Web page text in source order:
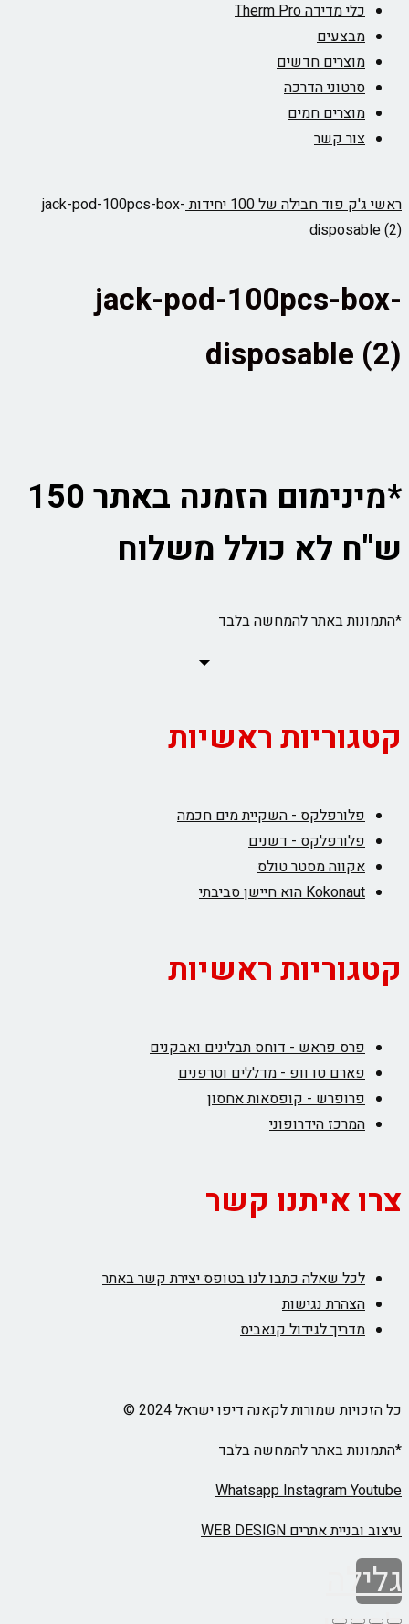
כלי מדידה Therm Pro
מבצעים
מוצרים חדשים
סרטוני הדרכה
מוצרים חמים
צור קשר
ראשיג'ק פוד חבילה של 100 יחידות
jack-pod-100pcs-box-
disposable (2)
jack-pod-100pcs-box-
disposable (2)
*מינימום הזמנה באתר 150
ש"ח לא כולל משלוח
*התמונות באתר להמחשה בלבד
קטגוריות ראשיות
פלורפלקס - השקיית מים חכמה
פלורפלקס - דשנים
אקווה מסטר טולס
Kokonaut הוא חיישן סביבתי
קטגוריות ראשיות
פרס פראש - דוחס תבלינים ואבקנים
פארם טו וופ - מדללים וטרפנים
פרופרש - קופסאות אחסון
המרכז הידרופוני
צרו איתנו קשר
לכל שאלה כתבו לנו בטופס יצירת קשר באתר
הצהרת נגישות
מדריך לגידול קנאביס
כל הזכויות שמורות לקאנה דיפו ישראל 2024 ©
*התמונות באתר להמחשה בלבד
WhatsappInstagramYoutube
עיצוב ובניית אתרים WEB DESIGN
גלילה